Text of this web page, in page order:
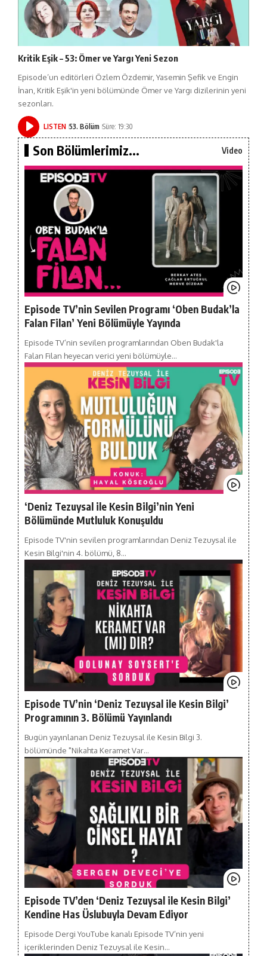
Kritik Eşik – 53: Ömer ve Yargı Yeni Sezon
Episode’un editörleri Özlem Özdemir, Yasemin Şefik ve Engin
İnan, Kritik Eşik'in yeni bölümünde Ömer ve Yargı dizilerinin yeni
sezonları.
LISTEN 53. Bölüm Süre: 19:30
Son Bölümlerimiz... Video
Episode TV’nin Sevilen Programı ‘Oben Budak’la
Falan Filan’ Yeni Bölümüyle Yayında
Episode TV’nin sevilen programlarından Oben Budak'la
Falan Filan heyecan verici yeni bölümüyle…
‘Deniz Tezuysal ile Kesin Bilgi’nin Yeni
Bölümünde Mutluluk Konuşuldu
Episode TV'nin sevilen programlarından Deniz Tezuysal ile
Kesin Bilgi'nin 4. bölümü, 8…
Episode TV’nin ‘Deniz Tezuysal ile Kesin Bilgi’
Programının 3. Bölümü Yayınlandı
Bugün yayınlanan Deniz Tezuysal ile Kesin Bilgi 3.
bölümünde "Nikahta Keramet Var…
Episode TV’den ‘Deniz Tezuysal ile Kesin Bilgi’
Kendine Has Üslubuyla Devam Ediyor
Episode Dergi YouTube kanalı Episode TV’nin yeni
içeriklerinden Deniz Tezuysal ile Kesin…